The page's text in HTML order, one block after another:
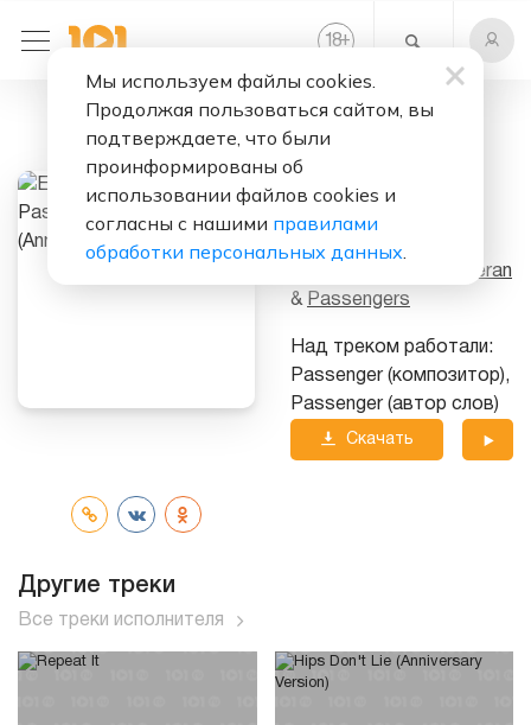
18+
Let Her Go
(Anniversary
Edition)
Ed Sheeran
& Passengers
Над треком работали:
Passenger (композитор),
Passenger (автор слов)
Скачать
Другие треки
Все треки исполнителя
Мы используем файлы cookies.
Продолжая пользоваться сайтом, вы
подтверждаете, что были
проинформированы об
использовании файлов cookies и
согласны с нашими правилами
обработки персональных данных.